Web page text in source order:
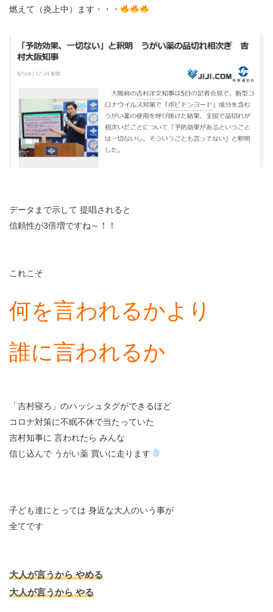
燃えて（炎上中）ます・・・
データまで示して 提唱されると
信頼性が3倍増ですね～！！
これこそ
何を言われるかより
誰に言われるか
「吉村寝ろ」のハッシュタグができるほど
コロナ対策に不眠不休で当たっていた
吉村知事に 言われたら みんな
信じ込んで うがい薬 買いに走ります
子ども達にとっては 身近な大人のいう事が
全てです
大人が言うから やめる
大人が言うから やる